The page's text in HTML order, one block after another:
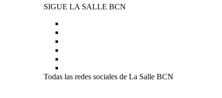
SIGUE LA SALLE BCN
Todas las redes sociales de La Salle BCN